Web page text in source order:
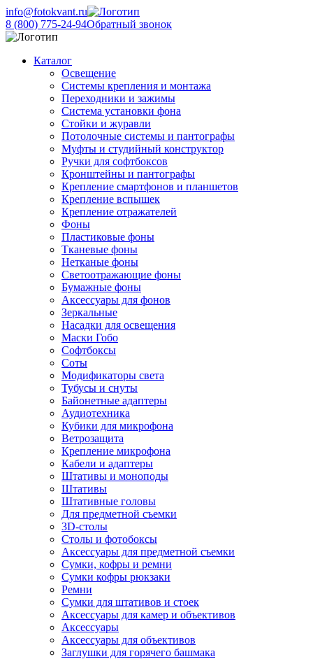
info@fotokvant.ru
8 (800) 775-24-94Обратный звонок
Каталог
Освещение
Системы крепления и монтажа
Переходники и зажимы
Система установки фона
Стойки и журавли
Потолочные системы и пантографы
Муфты и студийный конструктор
Ручки для софтбоксов
Кронштейны и пантографы
Крепление смартфонов и планшетов
Крепление вспышек
Крепление отражателей
Фоны
Пластиковые фоны
Тканевые фоны
Нетканые фоны
Светоотражающие фоны
Бумажные фоны
Аксессуары для фонов
Зеркальные
Насадки для освещения
Маски Гобо
Софтбоксы
Соты
Модификаторы света
Тубусы и снуты
Байонетные адаптеры
Аудиотехника
Кубики для микрофона
Ветрозащита
Крепление микрофона
Кабели и адаптеры
Штативы и моноподы
Штативы
Штативные головы
Для предметной съемки
3D-столы
Столы и фотобоксы
Аксессуары для предметной съемки
Сумки, кофры и ремни
Сумки кофры рюкзаки
Ремни
Сумки для штативов и стоек
Аксессуары для камер и объективов
Аксессуары
Аксессуары для объективов
Заглушки для горячего башмака